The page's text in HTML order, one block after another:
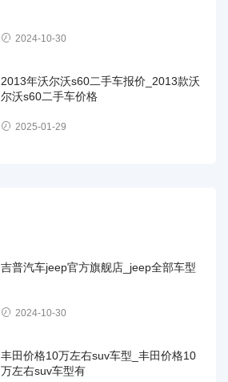
2024-10-30
2013年沃尔沃s60二手车报价_2013款沃
尔沃s60二手车价格
2025-01-29
吉普汽车jeep官方旗舰店_jeep全部车型
2024-10-30
丰田价格10万左右suv车型_丰田价格10
万左右suv车型有